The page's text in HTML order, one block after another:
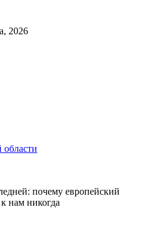
2026
области
почему европейский
нам никогда